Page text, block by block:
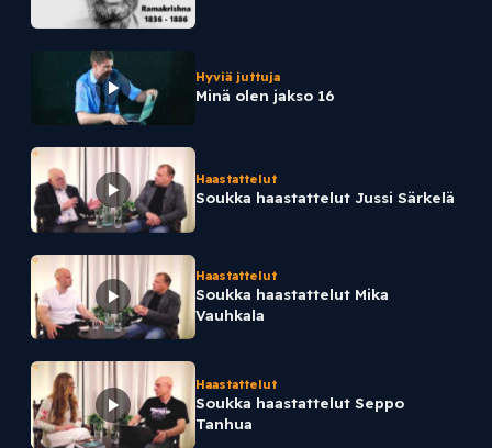
Hyviä juttuja
Minä olen jakso 16
Haastattelut
Soukka haastattelut Jussi Särkelä
Haastattelut
Soukka haastattelut Mika
Vauhkala
Haastattelut
Soukka haastattelut Seppo
Tanhua